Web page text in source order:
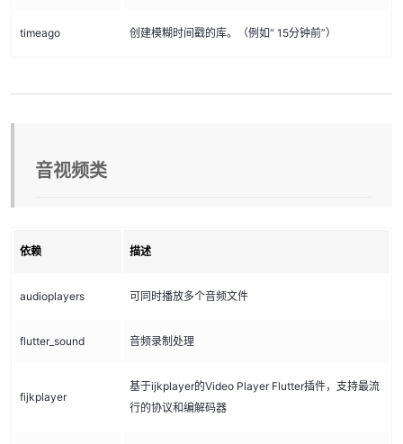
timeago 创建模糊时间戳的库。（例如“ 15分钟前”）
音视频类
依赖 描述
audioplayers 可同时播放多个音频文件
flutter_sound 音频录制处理
fijkplayer
基于ijkplayer的Video Player Flutter插件，支持最流
行的协议和编解码器